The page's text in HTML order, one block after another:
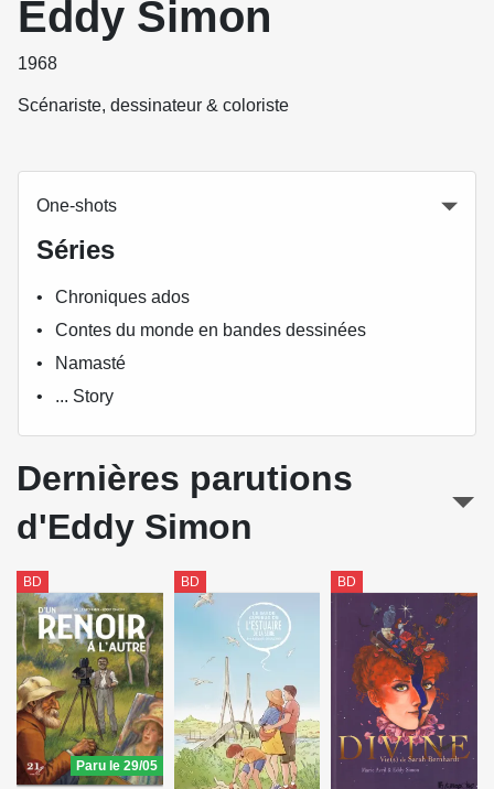
Eddy Simon
1968
Scénariste, dessinateur & coloriste
One-shots
Séries
Chroniques ados
Contes du monde en bandes dessinées
Namasté
... Story
Dernières parutions
d'Eddy Simon
BD
Paru le 29/05
BD BD